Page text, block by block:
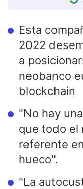
Esta
2022
a
neobanco
blockchain
"No hay
que todo el
referente
hueco".
"La